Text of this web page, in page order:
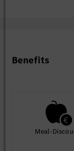
Benefits
Meal-